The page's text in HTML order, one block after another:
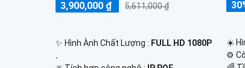
3,900,000 ₫ 5,611,000 ₫
✨ Hình Ành Chất Lượng : FULL HD 1080P
.
☀️
⚙